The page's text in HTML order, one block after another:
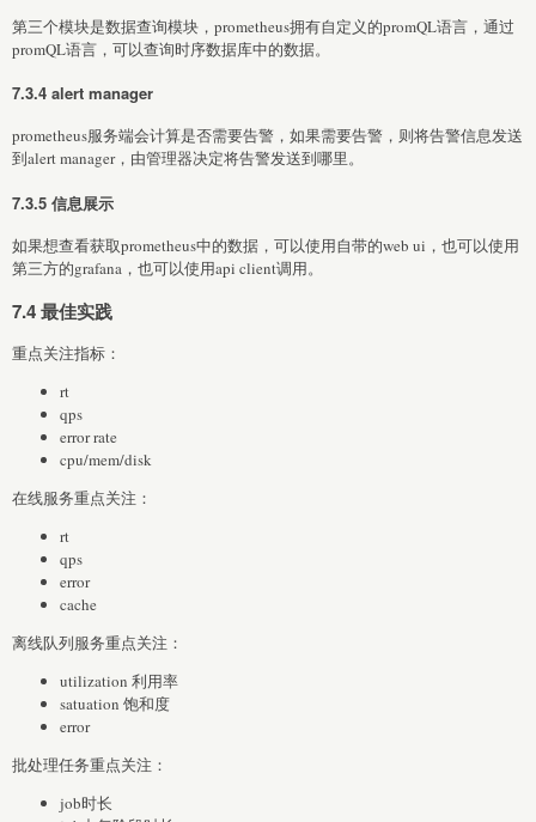
第三个模块是数据查询模块，prometheus拥有自定义的promQL语言，通过
promQL语言，可以查询时序数据库中的数据。
7.3.4 alert manager
prometheus服务端会计算是否需要告警，如果需要告警，则将告警信息发送
到alert manager，由管理器决定将告警发送到哪里。
7.3.5 信息展示
如果想查看获取prometheus中的数据，可以使用自带的web ui，也可以使用
第三方的grafana，也可以使用api client调用。
7.4 最佳实践
重点关注指标：
rt
qps
error rate
cpu/mem/disk
在线服务重点关注：
rt
qps
error
cache
离线队列服务重点关注：
utilization 利用率
satuation 饱和度
error
批处理任务重点关注：
job时长